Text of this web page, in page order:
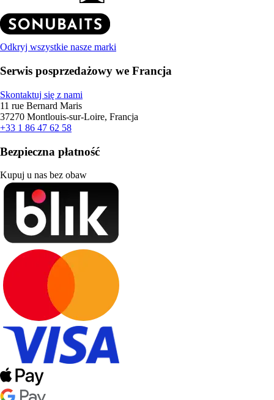
Odkryj wszystkie nasze marki
Serwis posprzedażowy we Francja
Skontaktuj się z nami
11 rue Bernard Maris
37270 Montlouis-sur-Loire, Francja
+33 1 86 47 62 58
Bezpieczna płatność
Kupuj u nas bez obaw